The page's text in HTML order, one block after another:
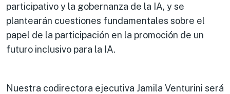
participativo y la gobernanza de la IA, y se
plantearán cuestiones fundamentales sobre el
papel de la participación en la promoción de un
futuro inclusivo para la IA.
Nuestra codirectora ejecutiva Jamila Venturini será